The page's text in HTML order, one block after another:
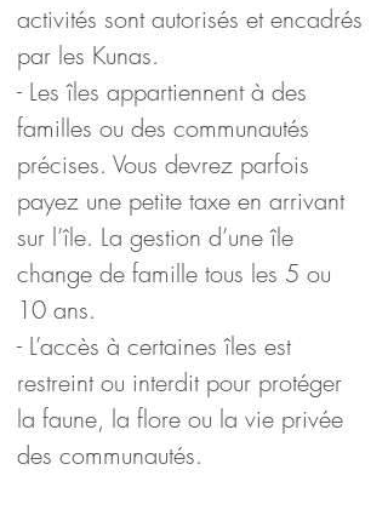
activités sont autorisés et encadrés
par les Kunas.
- Les îles appartiennent à des
familles ou des communautés
précises. Vous devrez parfois
payez une petite taxe en arrivant
sur l’île. La gestion d’une île
change de famille tous les 5 ou
10 ans.
- L’accès à certaines îles est
restreint ou interdit pour protéger
la faune, la flore ou la vie privée
des communautés.